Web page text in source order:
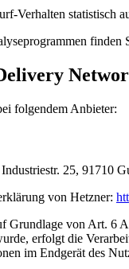
Verhalten statistisch
finden
folgendem Anbieter:
25, 91710
von Hetzner:
von Art. 6
erfolgt die
im Endgerät des